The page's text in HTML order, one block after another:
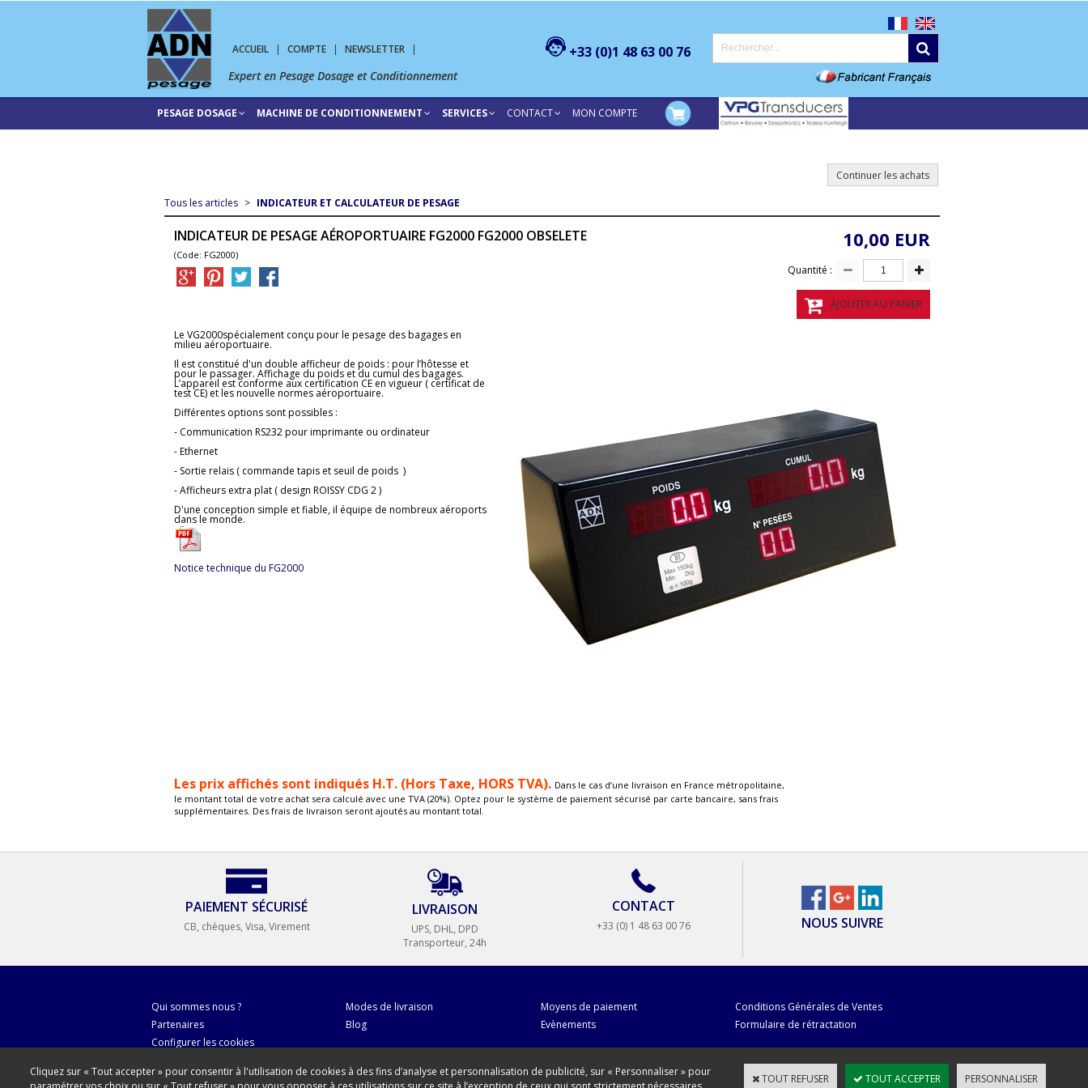
ACCUEIL | COMPTE | NEWSLETTER |
Expert en Pesage Dosage et Conditionnement
+33 (0)1 48 63 00 76
PESAGE DOSAGE MACHINE DE CONDITIONNEMENT SERVICES CONTACT MON COMPTE
Continuer les achats
Tous les articles > INDICATEUR ET CALCULATEUR DE PESAGE
INDICATEUR DE PESAGE AÉROPORTUAIRE FG2000 FG2000 OBSELETE
(Code: FG2000)
10,00 EUR
Quantité :
AJOUTER AU PANIER
Le VG2000spécialement conçu pour le pesage des bagages en
milieu aéroportuaire.
Il est constitué d'un double afficheur de poids : pour l’hôtesse et
pour le passager. Affichage du poids et du cumul des bagages.
L’appareil est conforme aux certification CE en vigueur ( certificat de
test CE) et les nouvelle normes aéroportuaire.
Différentes options sont possibles :
- Communication RS232 pour imprimante ou ordinateur
- Ethernet
- Sortie relais ( commande tapis et seuil de poids )
- Afficheurs extra plat ( design ROISSY CDG 2 )
D'une conception simple et fiable, il équipe de nombreux aéroports
dans le monde.
Notice technique du FG2000
Les prix affichés sont indiqués H.T. (Hors Taxe, HORS TVA). Dans le cas d’une livraison en France métropolitaine,
le montant total de votre achat sera calculé avec une TVA (20%). Optez pour le système de paiement sécurisé par carte bancaire, sans frais
supplémentaires. Des frais de livraison seront ajoutés au montant total.
PAIEMENT SÉCURISÉ
CB, chèques, Visa, Virement
LIVRAISON
UPS, DHL, DPD
Transporteur, 24h
CONTACT
+33 (0) 1 48 63 00 76 NOUS SUIVRE
Qui sommes nous ? Modes de livraison Moyens de paiement
Conditions Générales de Ventes
Partenaires
Blog Evènements
Formulaire de rétractation
Configurer les cookies
Cliquez sur « Tout accepter » pour consentir à l'utilisation de cookies à des fins d’analyse et personnalisation de publicité, sur « Personnaliser » pour
TOUT REFUSER TOUT ACCEPTER PERSONNALISER